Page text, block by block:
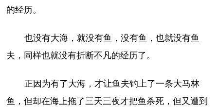
的经历。
也没有大海，就没有鱼，没有鱼，也就没有鱼
夫，同样也就没有折断不凡的经历了。
正因为有了大海，才让鱼夫钓上了一条大马林
鱼，但却在海上拖了三天三夜才把鱼杀死，但又遭到